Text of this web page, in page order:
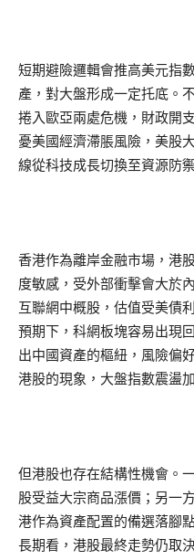
短期避險邏輯會推高美元指
產，對大盤形成一定托底。
捲入歐亞兩處危機，財政開
憂美國經濟滯脹風險，美股
線從科技成長切換至資源防
香港作為離岸金融市場，港
度敏感，受外部衝擊會大於
互聯網中概股，估值受美債
預期下，科網板塊容易出現
出中國資產的樞紐，風險偏
港股的現象，大盤指數震盪
但港股也存在結構性機會。
股受益大宗商品漲價；另一
港作為資產配置的備選落腳
長期看，港股最終走勢仍取